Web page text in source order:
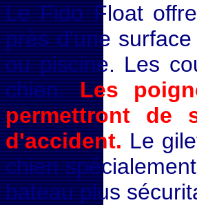
Le Fido Float
près d'une
ou piscine. Les
chien.Les
permettront de
d'accident. Le
chien
bateau plus